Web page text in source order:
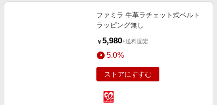
ファミラ 牛革ラチェット式ベルト
ラッピング無し
￥ 5,980+送料固定
5.0%
ストアにすすむ